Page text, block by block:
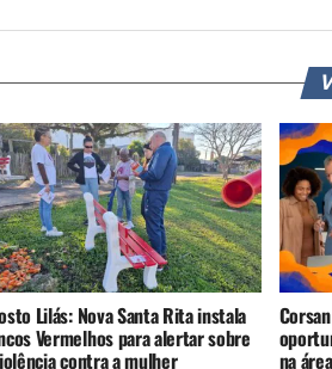
Lilás: Nova Santa Rita instala
Vermelhos para alertar sobre
contra a mulher na